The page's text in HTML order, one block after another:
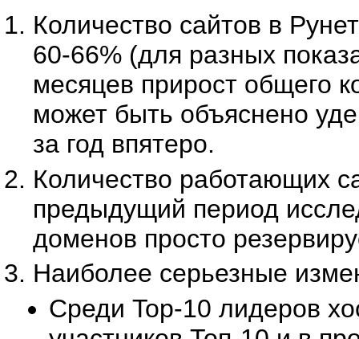
Количество сайтов в
60-66% (для разных
месяцев прирост общего
может быть объяснено
за год впятеро.
Количество работающих
предыдущий период
доменов просто
Наиболее серьезные
Среди Top-10 лидеров